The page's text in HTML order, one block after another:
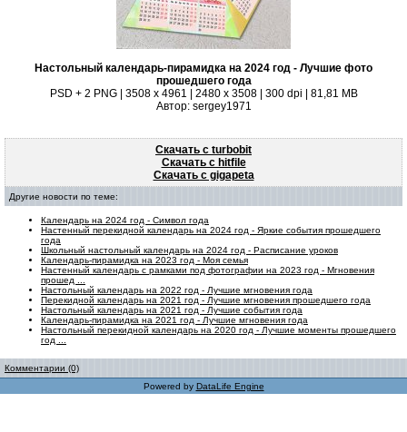
Настольный календарь-пирамидка на 2024 год - Лучшие фото
прошедшего года
PSD + 2 PNG | 3508 x 4961 | 2480 x 3508 | 300 dpi | 81,81 MB
Автор: sergey1971
Скачать с turbobit
Скачать с hitfile
Скачать с gigapeta
Другие новости по теме:
Календарь на 2024 год - Символ года
Настенный перекидной календарь на 2024 год - Яркие события прошедшего
года
Школьный настольный календарь на 2024 год - Расписание уроков
Календарь-пирамидка на 2023 год - Моя семья
Настенный календарь с рамками под фотографии на 2023 год - Мгновения
прошед ...
Настольный календарь на 2022 год - Лучшие мгновения года
Перекидной календарь на 2021 год - Лучшие мгновения прошедшего года
Настольный календарь на 2021 год - Лучшие события года
Календарь-пирамидка на 2021 год - Лучшие мгновения года
Настольный перекидной календарь на 2020 год - Лучшие моменты прошедшего
год ...
Комментарии (0)
Powered by DataLife Engine